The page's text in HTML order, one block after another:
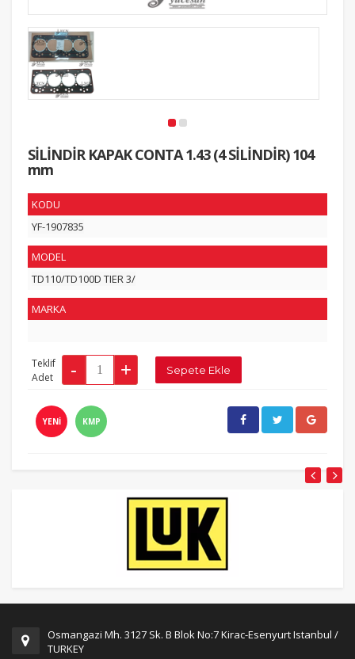
SİLİNDİR KAPAK CONTA 1.43 (4 SİLİNDİR) 104
mm
KODU
YF-1907835
MODEL
TD110/TD100D TIER 3/
MARKA
Teklif
Adet
YENİ KMP
Osmangazi Mh. 3127 Sk. B Blok No:7 Kirac-Esenyurt Istanbul /
TURKEY